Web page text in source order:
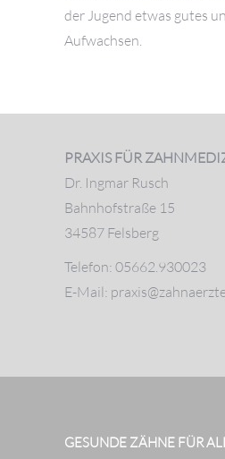
der Jugend etwas gutes
Aufwachsen.
PRAXIS FÜR
Dr. Ingmar Rusch
Bahnhofstraße 15
34587 Felsberg
Telefon: 05662.930023
E-Mail:
GESUNDE ZÄHNE FÜR